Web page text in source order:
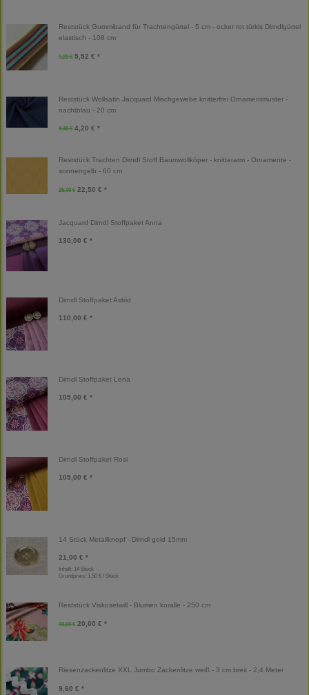
Reststück Gummiband für Trachtengürtel - 5 cm - ocker rot türkis Dirndlgürtel
elastisch - 108 cm
9,20 € 5,52 € *
Reststück Wollsatin Jacquard Mischgewebe knitterfrei Ornamentmuster -
nachtblau - 20 cm
8,40 € 4,20 € *
Reststück Trachten Dirndl Stoff Baumwollköper - knitterarm - Ornamente -
sonnengelb - 60 cm
25,00 € 22,50 € *
Jacquard Dirndl Stoffpaket Anna
130,00 € *
Dirndl Stoffpaket Astrid
110,00 € *
Dirndl Stoffpaket Lena
105,00 € *
Dirndl Stoffpaket Rosi
105,00 € *
14 Stück Metallknopf - Dirndl gold 15mm
21,00 € *
Inhalt: 14 Stück
Grundpreis: 1,50 € / Stück
Reststück Viskosetwill - Blumen koralle - 250 cm
40,00 € 20,00 € *
Riesenzackenlitze XXL Jumbo Zackenlitze weiß - 3 cm breit - 2,4 Meter
9,60 € *